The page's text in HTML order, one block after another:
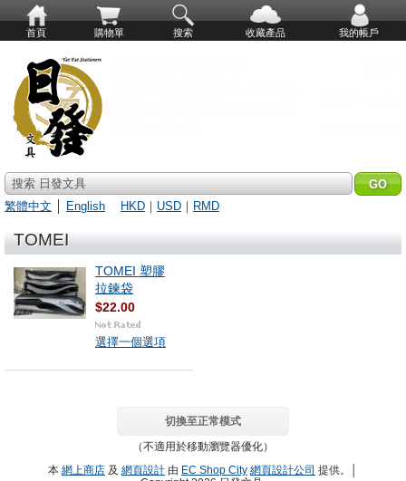
首頁 購物單 搜索 收藏產品 我的帳戶
搜索 日發文具
繁體中文
English HKD ｜ USD ｜ RMD
TOMEI
TOMEI 塑膠
拉鍊袋
$22.00
選擇一個選項
切換至正常模式
（不適用於移動瀏覽器優化）
本 網上商店 及 網頁設計 由 EC Shop City 網頁設計公司 提供。│